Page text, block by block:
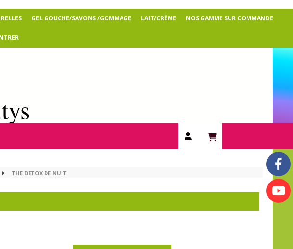
GEL GOUCHE/SAVONS /GOMMAGE LAIT/CRÈME NOS GAMME SUR COMMANDE
THE DETOX DE NUIT